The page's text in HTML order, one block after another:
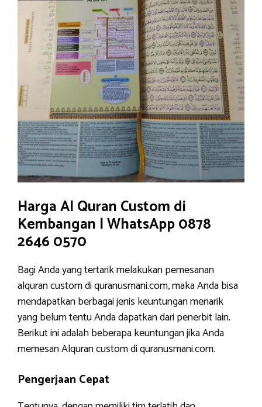
Harga Al Quran Custom di
Kembangan | WhatsApp 0878
2646 0570
Bagi Anda yang tertarik melakukan pemesanan
alquran custom di quranusmani.com, maka Anda bisa
mendapatkan berbagai jenis keuntungan menarik
yang belum tentu Anda dapatkan dari penerbit lain.
Berikut ini adalah beberapa keuntungan jika Anda
memesan Alquran custom di quranusmani.com.
Pengerjaan Cepat